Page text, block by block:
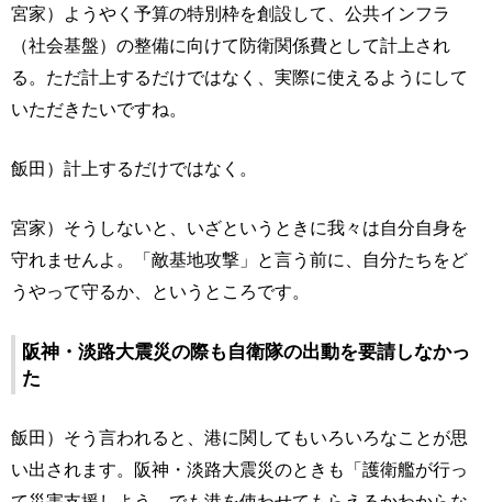
宮家）ようやく予算の特別枠を創設して、公共インフラ
（社会基盤）の整備に向けて防衛関係費として計上され
る。ただ計上するだけではなく、実際に使えるようにして
いただきたいですね。
飯田）計上するだけではなく。
宮家）そうしないと、いざというときに我々は自分自身を
守れませんよ。「敵基地攻撃」と言う前に、自分たちをど
うやって守るか、というところです。
阪神・淡路大震災の際も自衛隊の出動を要請しなかっ
た
飯田）そう言われると、港に関してもいろいろなことが思
い出されます。阪神・淡路大震災のときも「護衛艦が行っ